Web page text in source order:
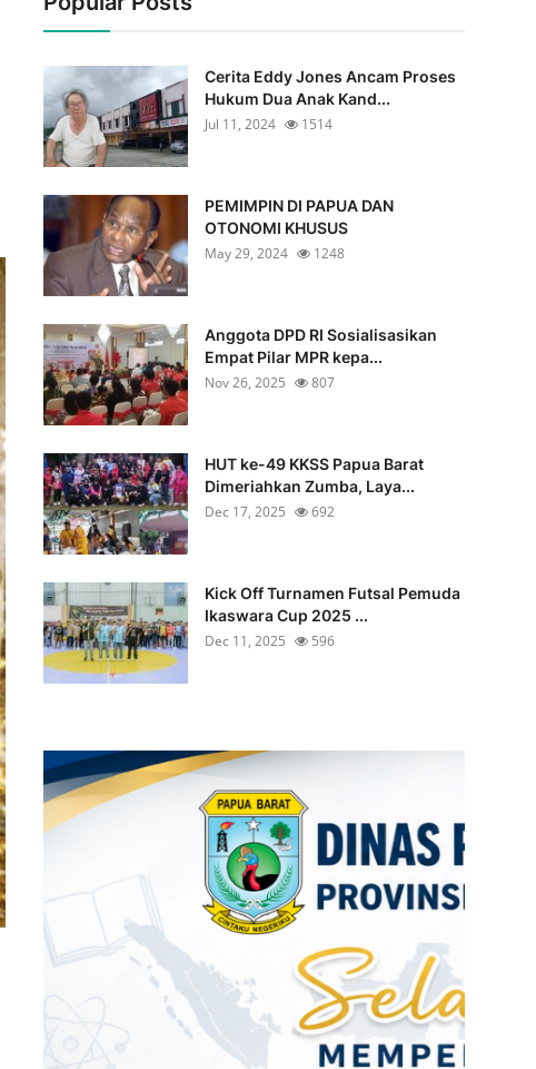
Cerita Eddy Jones Ancam Proses
Hukum Dua Anak Kand...
Jul 11, 2024
1514
PEMIMPIN DI PAPUA DAN
OTONOMI KHUSUS
May 29, 2024
1248
Anggota DPD RI Sosialisasikan
Empat Pilar MPR kepa...
Nov 26, 2025
807
HUT ke-49 KKSS Papua Barat
Dimeriahkan Zumba, Laya...
Dec 17, 2025
692
Kick Off Turnamen Futsal Pemuda
Ikaswara Cup 2025 ...
Dec 11, 2025
596